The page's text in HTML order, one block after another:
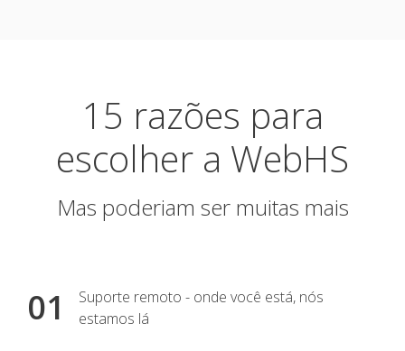
15 razões para
escolher a WebHS
Mas poderiam ser muitas mais
01
Suporte remoto - onde você está, nós
estamos lá